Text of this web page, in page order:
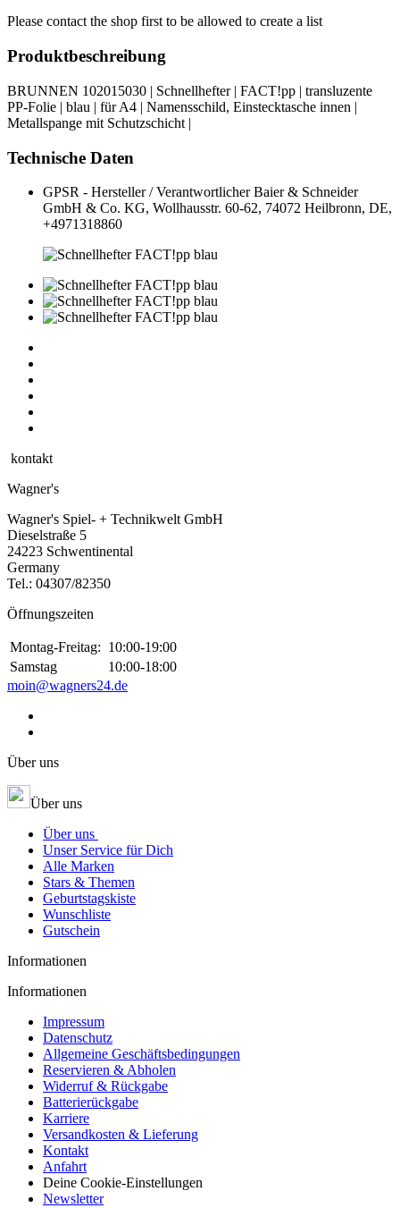
Please contact the shop first to be allowed to create a list
Produktbeschreibung
BRUNNEN 102015030 | Schnellhefter | FACT!pp | transluzente
PP-Folie | blau | für A4 | Namensschild, Einstecktasche innen |
Metallspange mit Schutzschicht |
Technische Daten
GPSR - Hersteller / Verantwortlicher Baier & Schneider
GmbH & Co. KG, Wollhausstr. 60-62, 74072 Heilbronn, DE,
+4971318860
kontakt
Wagner's
Wagner's Spiel- + Technikwelt GmbH
Dieselstraße 5
24223 Schwentinental
Germany
Tel.: 04307/82350
Öffnungszeiten
Montag-Freitag: 10:00-19:00
Samstag
10:00-18:00
moin@wagners24.de
Über uns
Über uns
Über uns
Unser Service für Dich
Alle Marken
Stars & Themen
Geburtstagskiste
Wunschliste
Gutschein
Informationen
Informationen
Impressum
Datenschutz
Allgemeine Geschäftsbedingungen
Reservieren & Abholen
Widerruf & Rückgabe
Batterierückgabe
Karriere
Versandkosten & Lieferung
Kontakt
Anfahrt
Deine Cookie-Einstellungen
Newsletter